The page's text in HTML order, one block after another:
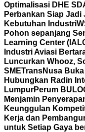
Optimalisasi DHE
Perbankan Siap Jadi
Kebutuhan Industri
Pohon sepanjang
Learning Center
Industri Aviasi
Luncurkan Whooz,
SMETransNusa
Hubungkan Radin
LumpurPerum
Menjamin
Keunggulan
Kerja dan
untuk Setiap Gaya